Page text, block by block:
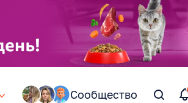
Сообщество